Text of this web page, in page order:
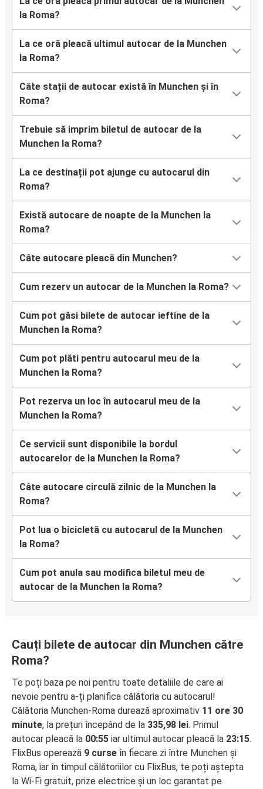
la Roma?
La ce oră pleacă ultimul autocar de la Munchen
la Roma?
Câte stații de autocar există în Munchen și în
Roma?
Trebuie să imprim biletul de autocar de la
Munchen la Roma?
La ce destinații pot ajunge cu autocarul din
Roma?
Există autocare de noapte de la Munchen la
Roma?
Câte autocare pleacă din Munchen?
Cum rezerv un autocar de la Munchen la Roma?
Cum pot găsi bilete de autocar ieftine de la
Munchen la Roma?
Cum pot plăti pentru autocarul meu de la
Munchen la Roma?
Pot rezerva un loc în autocarul meu de la
Munchen la Roma?
Ce servicii sunt disponibile la bordul
autocarelor de la Munchen la Roma?
Câte autocare circulă zilnic de la Munchen la
Roma?
Pot lua o bicicletă cu autocarul de la Munchen
la Roma?
Cum pot anula sau modifica biletul meu de
autocar de la Munchen la Roma?
Cauți bilete de autocar din Munchen către
Roma?
Te poți baza pe noi pentru toate detaliile de care ai
nevoie pentru a-ți planifica călătoria cu autocarul!
Călătoria Munchen-Roma durează aproximativ 11 ore 30
minute, la prețuri începând de la 335,98 lei. Primul
autocar pleacă la 00:55 iar ultimul autocar pleacă la 23:15.
FlixBus operează 9 curse în fiecare zi între Munchen și
Roma, iar în timpul călătoriilor cu FlixBus, te poți aștepta
la Wi-Fi gratuit, prize electrice și un loc garantat pe